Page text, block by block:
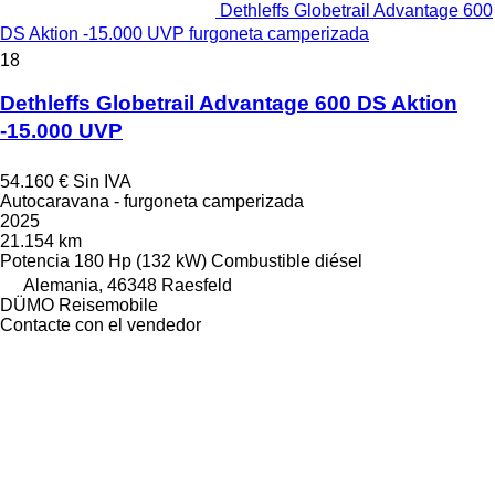
Dethleffs Globetrail Advantage 600
DS Aktion -15.000 UVP furgoneta camperizada
18
Dethleffs Globetrail Advantage 600 DS Aktion
-15.000 UVP
54.160 € Sin IVA
Autocaravana - furgoneta camperizada
2025
21.154 km
Potencia 180 Hp (132 kW) Combustible diésel
Alemania, 46348 Raesfeld
DÜMO Reisemobile
Contacte con el vendedor